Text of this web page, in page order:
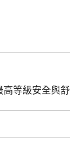
等級安全與